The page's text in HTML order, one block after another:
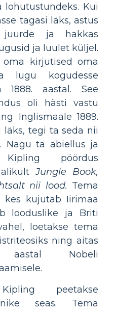
Kui
tagasi läks, astus
juurde ja hakkas
ja luulet küljel.
kirjutised oma
lugu kogudesse
1888. aastal. See
oli hästi vastu
Inglismaale 1889.
läks, tegi ta seda nii
Nagu ta abiellus ja
pöördus
Jungle Book,
nii lood. Tema
kes kujutab Iirimaa
looduslike ja Briti
loetakse tema
ning aitas
aastal Nobeli
peetakse
seas. Tema